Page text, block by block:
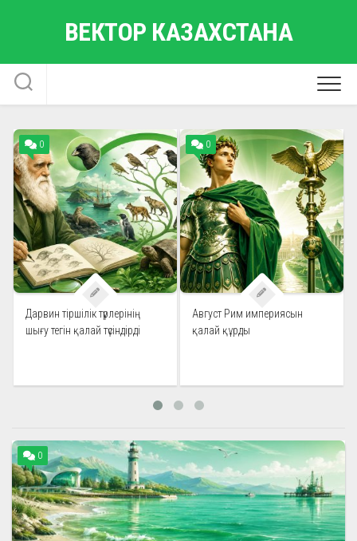
ВЕКТОР КАЗАХСТАНА
0
Дарвин тіршілік түрлерінің
шығу тегін қалай түсіндірді
0
Август Рим империясын
қалай құрды
0